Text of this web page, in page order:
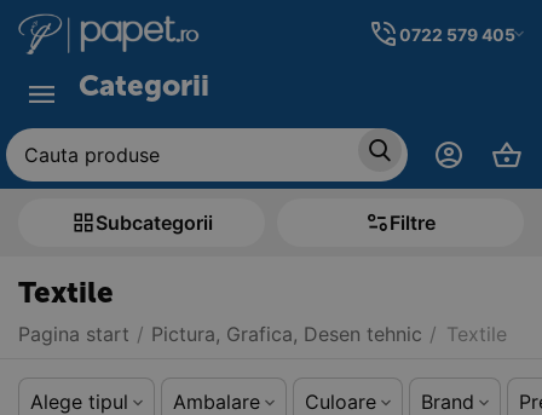
0722 579 405
Categorii
Subcategorii Filtre
Textile
Pagina start / Pictura, Grafica, Desen tehnic / Textile
Alege tipul Ambalare Culoare Brand